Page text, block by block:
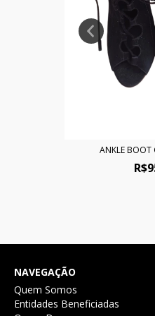
ANKLE BOOT
NAVEGAÇÃO
Quem Somos
Entidades Beneficiadas